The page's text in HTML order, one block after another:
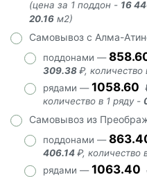
(цена за 1 поддон - 16
20.16 м2)
Самовывоз с Алма-
поддонами —
309.38₽, количество
рядами —1058.60
количество в 1 ряду -
Самовывоз из
поддонами —
406.14₽, количество
рядами —1063.40